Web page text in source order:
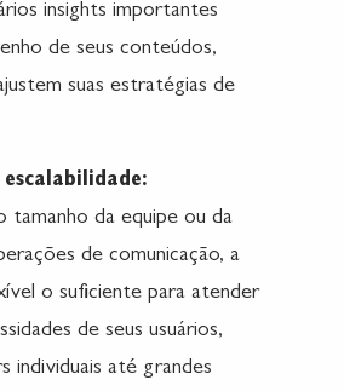
insights importantes
de seus conteúdos,
suas estratégias de
tamanho da equipe ou da
de comunicação, a
o suficiente para atender
de seus usuários,
individuais até grandes